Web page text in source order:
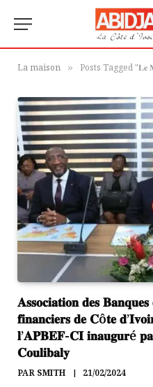
La maison » Posts Tagged "𝐋𝐞
𝐀𝐬𝐬𝐨𝐜𝐢𝐚𝐭𝐢𝐨𝐧 𝐝𝐞𝐬 𝐁𝐚𝐧𝐪𝐮𝐞𝐬
𝐟𝐢𝐧𝐚𝐧𝐜𝐢𝐞𝐫𝐬 𝐝𝐞 𝐂ô𝐭𝐞
𝐥’𝐀𝐏𝐁𝐄𝐅-𝐂𝐈 𝐢𝐧𝐚𝐮𝐠𝐮𝐫é
𝐂𝐨𝐮𝐥𝐢𝐛𝐚𝐥𝐲
PAR SMITH 21/02/2024